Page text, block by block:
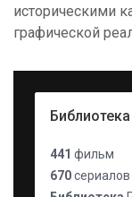
историческими
графической
Библиотека
441 фильм
670сериалов